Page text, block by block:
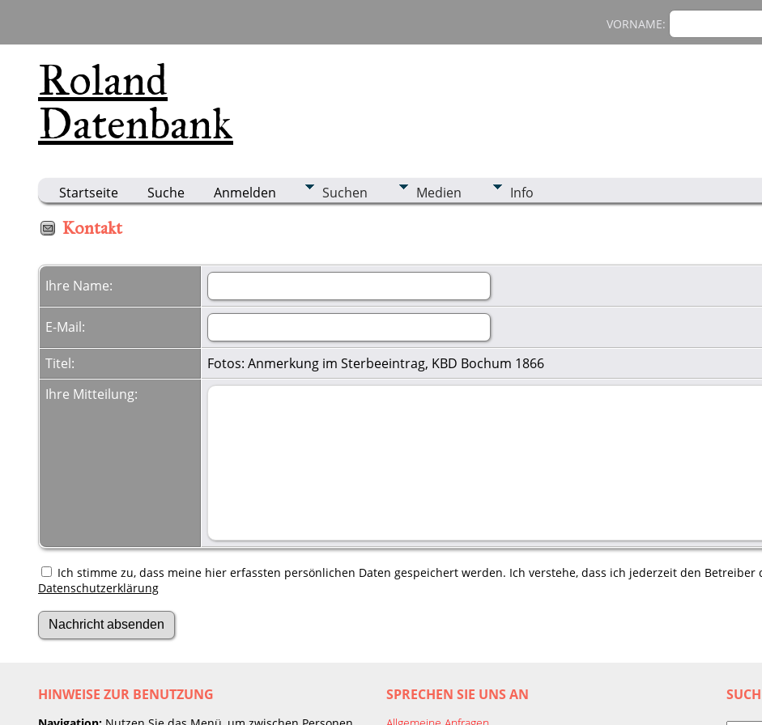
Roland
Datenbank
VORNAME:
Startseite Suche Anmelden Suchen Medien Info
Kontakt
Ihre Name:
E-Mail:
Titel:
Fotos: Anmerkung im Sterbeeintrag, KBD Bochum 1866
Ihre Mitteilung:
Ich stimme zu, dass meine hier erfassten persönlichen Daten gespeichert werden. Ich verstehe, dass ich jederzeit den
Datenschutzerklärung
HINWEISE ZUR BENUTZUNG SPRECHEN SIE UNS AN